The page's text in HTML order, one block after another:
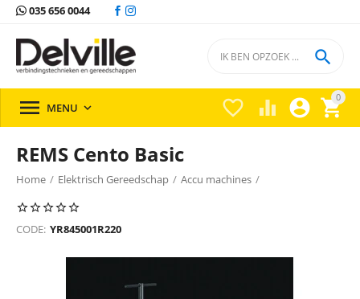
035 656 0044
0


 

 MENU 
REMS Cento Basic
Home / Elektrisch Gereedschap / Accu machines /
Accu machines Rems
CODE: YR845001R220